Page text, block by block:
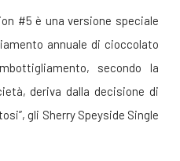
#5 è una versione speciale
annuale di cioccolato
secondo la
deriva dalla decisione di
gli Sherry Speyside Single